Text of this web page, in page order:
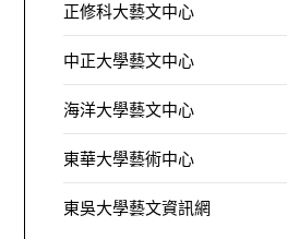
正修科大藝文中心
中正大學藝文中心
海洋大學藝文中心
東華大學藝術中心
東吳大學藝文資訊網